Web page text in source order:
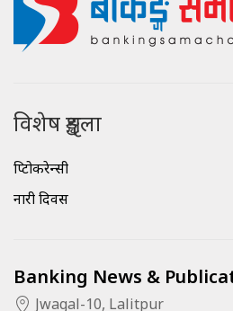
विशेष शृङ्खला
क्रिप्टोकरेन्सी
नारी दिवस
Banking News &
Jwagal-10, Lalitpur